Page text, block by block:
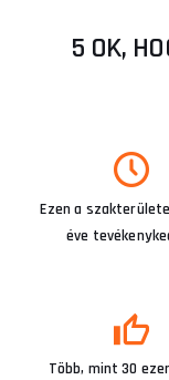
5 OK,
Ezen a
éve
Több, mint 30